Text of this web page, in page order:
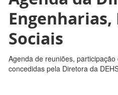
Engenharias,
Sociais
Agenda de reuniões,
concedidas pela Diretora da